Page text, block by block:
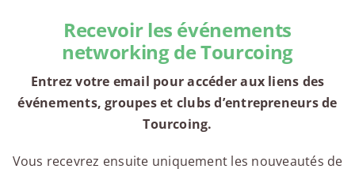
Recevoir les événements
networking de Tourcoing
Entrez votre email pour accéder aux liens des
événements, groupes et clubs d’entrepreneurs de
Tourcoing.
Vous recevrez ensuite uniquement les nouveautés de